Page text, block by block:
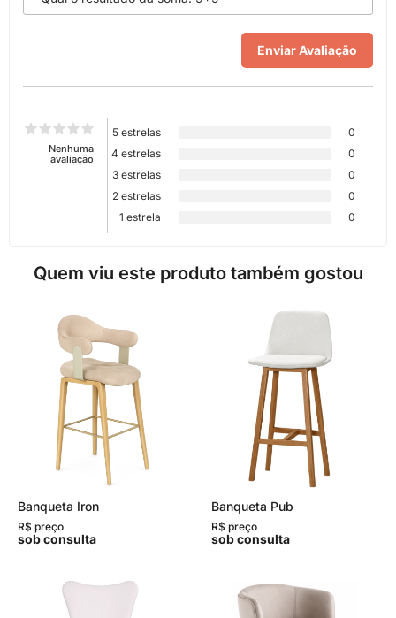
Nenhuma
avaliação
5 estrelas
0
4 estrelas
0
3 estrelas
0
2 estrelas
0
1 estrela
0
Quem viu este produto também gostou
Banqueta Iron
R$ preço
sob consulta
Banqueta Pub
R$ preço
sob consulta